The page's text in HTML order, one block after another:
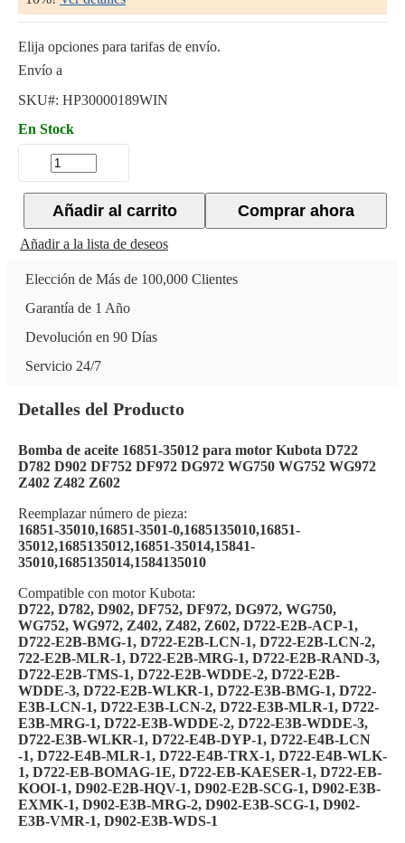
Elija opciones para tarifas de envío.
Envío a
SKU#: HP30000189WIN
En Stock
Comprar ahora
Añadir al carrito
Añadir a la lista de deseos
Elección de Más de 100,000 Clientes
Garantía de 1 Año
Devolución en 90 Días
Servicio 24/7
Detalles del Producto
Bomba de aceite 16851-35012 para motor Kubota D722
D782 D902 DF752 DF972 DG972 WG750 WG752 WG972
Z402 Z482 Z602
Reemplazar número de pieza:
16851-35010,16851-3501-0,1685135010,16851-
35012,1685135012,16851-35014,15841-
35010,1685135014,1584135010
Compatible con motor Kubota:
D722, D782, D902, DF752, DF972, DG972, WG750,
WG752, WG972, Z402, Z482, Z602, D722-E2B-ACP-1,
D722-E2B-BMG-1, D722-E2B-LCN-1, D722-E2B-LCN-2,
722-E2B-MLR-1, D722-E2B-MRG-1, D722-E2B-RAND-3,
D722-E2B-TMS-1, D722-E2B-WDDE-2, D722-E2B-
WDDE-3, D722-E2B-WLKR-1, D722-E3B-BMG-1, D722-
E3B-LCN-1, D722-E3B-LCN-2, D722-E3B-MLR-1, D722-
E3B-MRG-1, D722-E3B-WDDE-2, D722-E3B-WDDE-3,
D722-E3B-WLKR-1, D722-E4B-DYP-1, D722-E4B-LCN
-1, D722-E4B-MLR-1, D722-E4B-TRX-1, D722-E4B-WLK-
1, D722-EB-BOMAG-1E, D722-EB-KAESER-1, D722-EB-
KOOI-1, D902-E2B-HQV-1, D902-E2B-SCG-1, D902-E3B-
EXMK-1, D902-E3B-MRG-2, D902-E3B-SCG-1, D902-
E3B-VMR-1, D902-E3B-WDS-1